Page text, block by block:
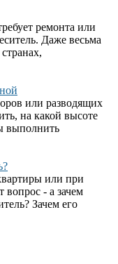
ремонта или
Даже весьма
или разводящих
на какой высоте
выполнить
или при
вопрос - а зачем
Зачем его